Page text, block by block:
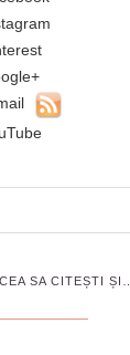
SA CITEȘTI ȘI…